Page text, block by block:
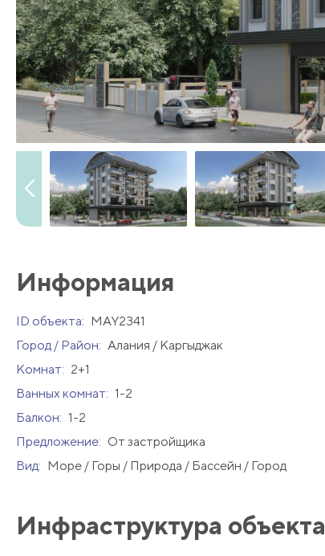
Информация
ID объекта: MAY2341
Город / Район: Алания / Каргыджак
Комнат: 2+1
Ванных комнат: 1-2
Балкон: 1-2
Предложение: От застройщика
Вид: Море / Горы / Природа / Бассейн / Город
Инфраструктура объекта